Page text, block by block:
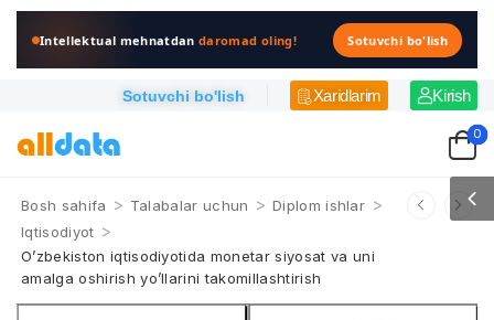
Intellektual mehnatdandaromad oling! Sotuvchi bo'lish
Sotuvchi bo'lish Xaridlarim Kirish
0
Bosh sahifa > Talabalar uchun > Diplom ishlar >
Iqtisodiyot >
O’zbekiston iqtisodiyotida monetar siyosat va uni
amalga oshirish yo’llarini takomillashtirish